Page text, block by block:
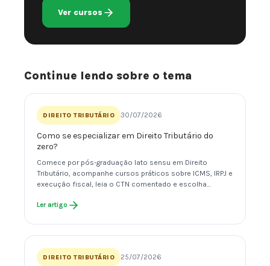
Ver cursos
Continue lendo sobre o tema
DIREITO TRIBUTÁRIO 30/07/2026
Como se especializar em Direito Tributário do
zero?
Comece por pós-graduação lato sensu em Direito
Tributário, acompanhe cursos práticos sobre ICMS, IRPJ e
execução fiscal, leia o CTN comentado e escolha…
Ler artigo
DIREITO TRIBUTÁRIO 25/07/2026